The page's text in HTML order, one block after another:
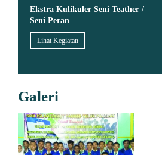
Ekstra Kulikuler Seni Teather /
Seni Peran
Lihat Kegiatan
Galeri